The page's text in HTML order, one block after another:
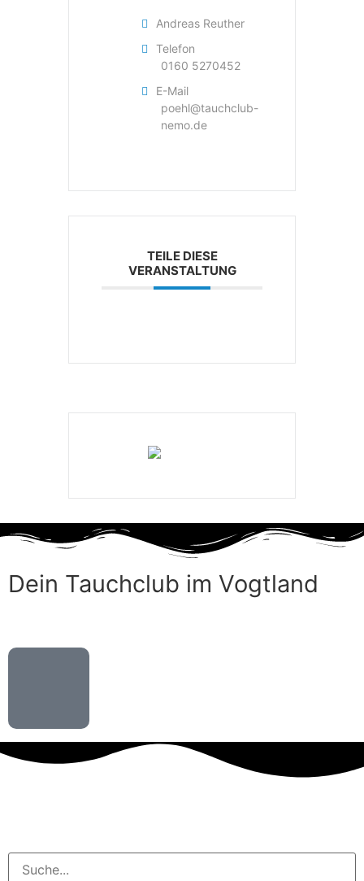
Andreas Reuther
Telefon
0160 5270452
E-Mail
poehl@tauchclub-
nemo.de
TEILE DIESE
VERANSTALTUNG
Dein Tauchclub im Vogtland